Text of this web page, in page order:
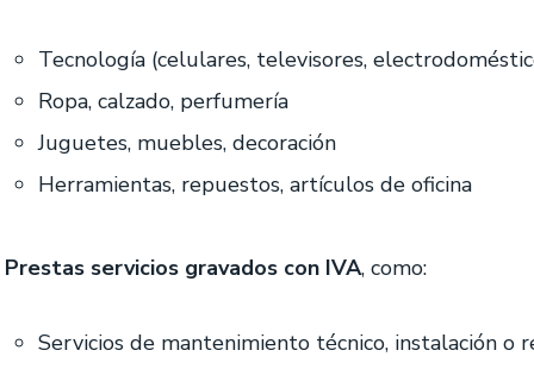
Tecnología (celulares, televisores,
Ropa, calzado, perfumería
Juguetes, muebles, decoración
Herramientas, repuestos, artículos de oficina
Prestas servicios gravados con IVA, como:
Servicios de mantenimiento técnico, instalación o